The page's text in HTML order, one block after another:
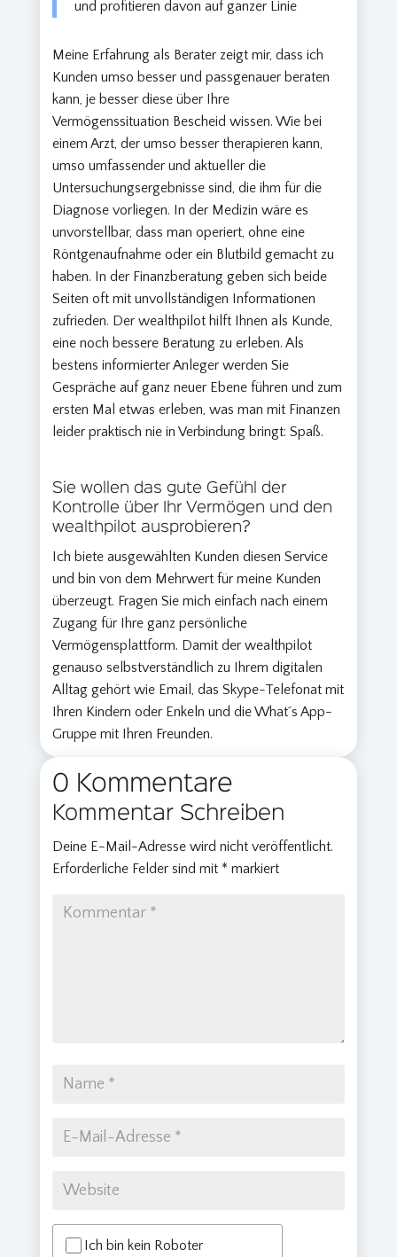
und profitieren davon auf ganzer Linie
Meine Erfahrung als Berater zeigt mir, dass ich
Kunden umso besser und passgenauer beraten
kann, je besser diese über Ihre
Vermögenssituation Bescheid wissen. Wie bei
einem Arzt, der umso besser therapieren kann,
umso umfassender und aktueller die
Untersuchungsergebnisse sind, die ihm für die
Diagnose vorliegen. In der Medizin wäre es
unvorstellbar, dass man operiert, ohne eine
Röntgenaufnahme oder ein Blutbild gemacht zu
haben. In der Finanzberatung geben sich beide
Seiten oft mit unvollständigen Informationen
zufrieden. Der wealthpilot hilft Ihnen als Kunde,
eine noch bessere Beratung zu erleben. Als
bestens informierter Anleger werden Sie
Gespräche auf ganz neuer Ebene führen und zum
ersten Mal etwas erleben, was man mit Finanzen
leider praktisch nie in Verbindung bringt: Spaß.
Sie wollen das gute Gefühl der
Kontrolle über Ihr Vermögen und den
wealthpilot ausprobieren?
Ich biete ausgewählten Kunden diesen Service
und bin von dem Mehrwert für meine Kunden
überzeugt. Fragen Sie mich einfach nach einem
Zugang für Ihre ganz persönliche
Vermögensplattform. Damit der wealthpilot
genauso selbstverständlich zu Ihrem digitalen
Alltag gehört wie Email, das Skype-Telefonat mit
Ihren Kindern oder Enkeln und die What´s App-
Gruppe mit Ihren Freunden.
0 Kommentare
Kommentar Schreiben
Deine E-Mail-Adresse wird nicht veröffentlicht.
Erforderliche Felder sind mit * markiert
Ich bin kein Roboter